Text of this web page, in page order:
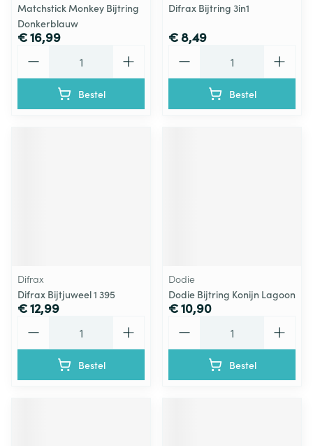
Matchstick Monkey Bijtring
Donkerblauw
€ 16,99
Bestel
Difrax Bijtring 3in1
€ 8,49
Bestel
Difrax
Difrax Bijtjuweel 1 395
€ 12,99
Bestel
Dodie
Dodie Bijtring Konijn Lagoon
€ 10,90
Bestel